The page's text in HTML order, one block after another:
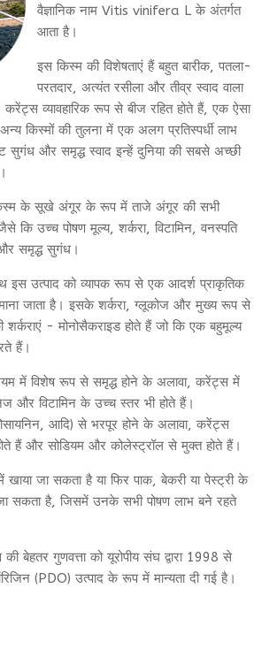
वैज्ञानिक नाम Vitis vinifera L के अंतर्गत
आता है।
इस किस्म की विशेषताएं हैं बहुत बारीक, पतला-
परतदार, अत्यंत रसीला और तीव्र स्वाद वाला
व्यावहारिक रूप से बीज रहित होते हैं, एक ऐसा
किस्मों की तुलना में एक अलग प्रतिस्पर्धी लाभ
सुगंध और समृद्ध स्वाद इन्हें दुनिया की सबसे अच्छी
के सूखे अंगूर के रूप में ताजे अंगूर की सभी
कि उच्च पोषण मूल्य, शर्करा, विटामिन, वनस्पति
समृद्ध सुगंध।
उत्पाद को व्यापक रूप से एक आदर्श प्राकृतिक
जाता है। इसके शर्करा, ग्लूकोज और मुख्य रूप से
- मोनोसैकराइड होते हैं जो कि एक बहुमूल्य
हैं।
में विशेष रूप से समृद्ध होने के अलावा, करेंट्स में
और विटामिन के उच्च स्तर भी होते हैं।
आदि) से भरपूर होने के अलावा, करेंट्स
हैं और सोडियम और कोलेस्ट्रॉल से मुक्त होते हैं।
जा सकता है या फिर पाक, बेकरी या पेस्ट्री के
सकता है, जिसमें उनके सभी पोषण लाभ बने रहते
बेहतर गुणवत्ता को यूरोपीय संघ द्वारा 1998 से
(PDO) उत्पाद के रूप में मान्यता दी गई है।